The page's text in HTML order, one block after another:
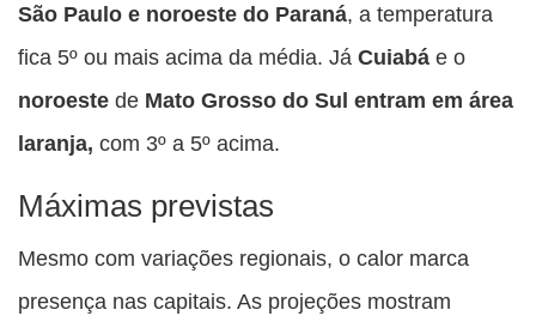
São Paulo e noroeste do Paraná, a temperatura
fica 5º ou mais acima da média. Já Cuiabá e o
noroeste de Mato Grosso do Sul entram em área
laranja, com 3º a 5º acima.
Máximas previstas
Mesmo com variações regionais, o calor marca
presença nas capitais. As projeções mostram